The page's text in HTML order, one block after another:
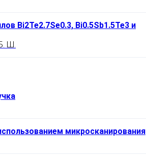
Bi2Te2.7Se0.3, Bi0.5Sb1.5Te3 и
Ш.
микросканирования